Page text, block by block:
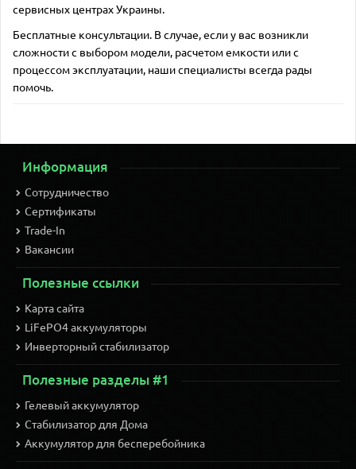
сервисных центрах Украины.
Бесплатные консультации. В случае, если у вас возникли
сложности с выбором модели, расчетом емкости или с
процессом эксплуатации, наши специалисты всегда рады
помочь.
Информация
Сотрудничество
Сертификаты
Trade-In
Вакансии
Полезные ссылки
Карта сайта
LiFePO4 аккумуляторы
Инверторный стабилизатор
Полезные разделы #1
Гелевый аккумулятор
Стабилизатор для Дома
Аккумулятор для бесперебойника